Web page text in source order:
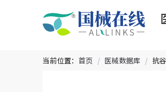
当前位置： 首页 / 医械数据库 /